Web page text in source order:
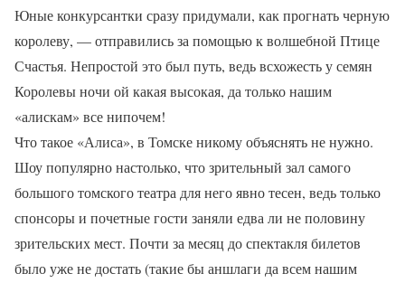
Юные конкурсантки сразу придумали, как прогнать черную
королеву, — отправились за помощью к волшебной Птице
Счастья. Непростой это был путь, ведь всхожесть у семян
Королевы ночи ой какая высокая, да только нашим
«алискам» все нипочем!
Что такое «Алиса», в Томске никому объяснять не нужно.
Шоу популярно настолько, что зрительный зал самого
большого томского театра для него явно тесен, ведь только
спонсоры и почетные гости заняли едва ли не половину
зрительских мест. Почти за месяц до спектакля билетов
было уже не достать (такие бы аншлаги да всем нашим